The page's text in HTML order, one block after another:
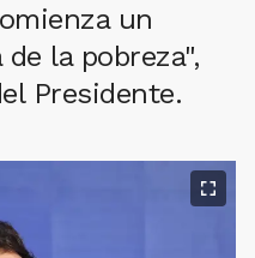
un
la pobreza",
Presidente.